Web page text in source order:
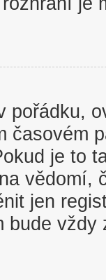
pořádku,
časovém
je to
vědomí,
jen
bude